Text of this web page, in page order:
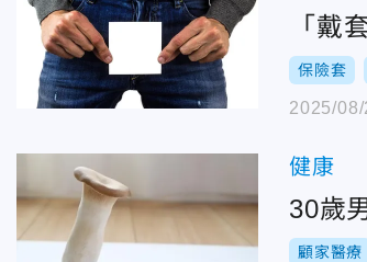
「戴
保險套
2025/
健康
30歲
顧家醫療